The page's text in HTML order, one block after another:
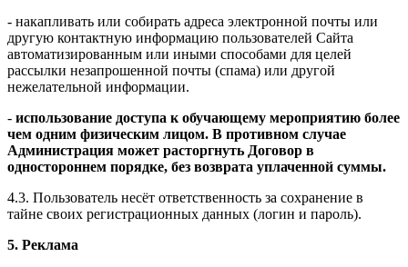
- накапливать или собирать адреса электронной почты или
другую контактную информацию пользователей Сайта
автоматизированным или иными способами для целей
рассылки незапрошенной почты (спама) или другой
нежелательной информации.
- использование доступа к обучающему мероприятию более
чем одним физическим лицом. В противном случае
Администрация может расторгнуть Договор в
одностороннем порядке, без возврата уплаченной суммы.
4.3. Пользователь несёт ответственность за сохранение в
тайне своих регистрационных данных (логин и пароль).
5. Реклама